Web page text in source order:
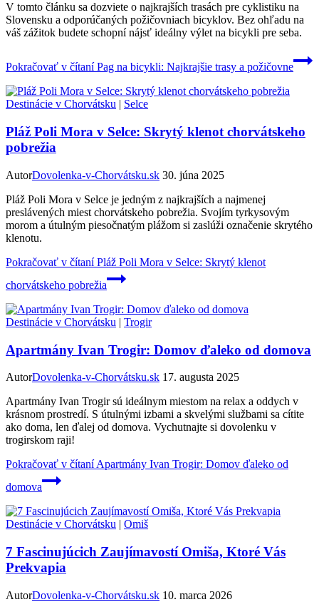
V tomto článku sa dozviete o najkrajších trasách pre cyklistiku na
Slovensku a odporúčaných požičovniach bicyklov. Bez ohľadu na
váš zážitok budete schopní nájsť ideálny výlet na bicykli pre seba.
Pokračovať v čítaní Pag na bicykli: Najkrajšie trasy a požičovne
Destinácie v Chorvátsku Selce
Pláž Poli Mora v Selce: Skrytý klenot chorvátskeho
pobrežia
AutorDovolenka-v-Chorvátsku.sk 30. júna 2025
Pláž Poli Mora v Selce je jedným z najkrajších a najmenej
preslávených miest chorvátskeho pobrežia. Svojím tyrkysovým
morom a útulným piesočnatým plážom si zaslúži označenie skrytého
klenotu.
Pokračovať v čítaníPláž Poli Mora v Selce: Skrytý klenot
chorvátskeho pobrežia
Destinácie v Chorvátsku | Trogir
Apartmány Ivan Trogir: Domov ďaleko od domova
AutorDovolenka-v-Chorvátsku.sk 17. augusta 2025
Apartmány Ivan Trogir sú ideálnym miestom na relax a oddych v
krásnom prostredí. S útulnými izbami a skvelými službami sa cítite
ako doma, len ďalej od domova. Vychutnajte si dovolenku v
trogirskom raji!
Pokračovať v čítaníApartmány Ivan Trogir: Domov ďaleko od
domova
Destinácie v Chorvátsku | Omiš
7 Fascinujúcich Zaujímavostí Omiša, Ktoré Vás
Prekvapia
AutorDovolenka-v-Chorvátsku.sk 10. marca 2026